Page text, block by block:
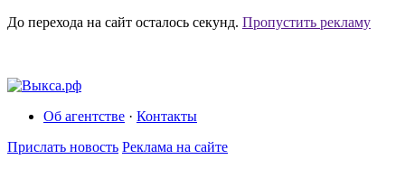
До перехода на сайт осталось секунд. Пропустить рекламу
Об агентстве · Контакты
Прислать новость Реклама на сайте